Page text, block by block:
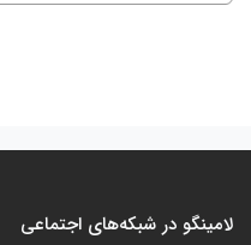
لامینگو در شبکه‌های اجتماعی